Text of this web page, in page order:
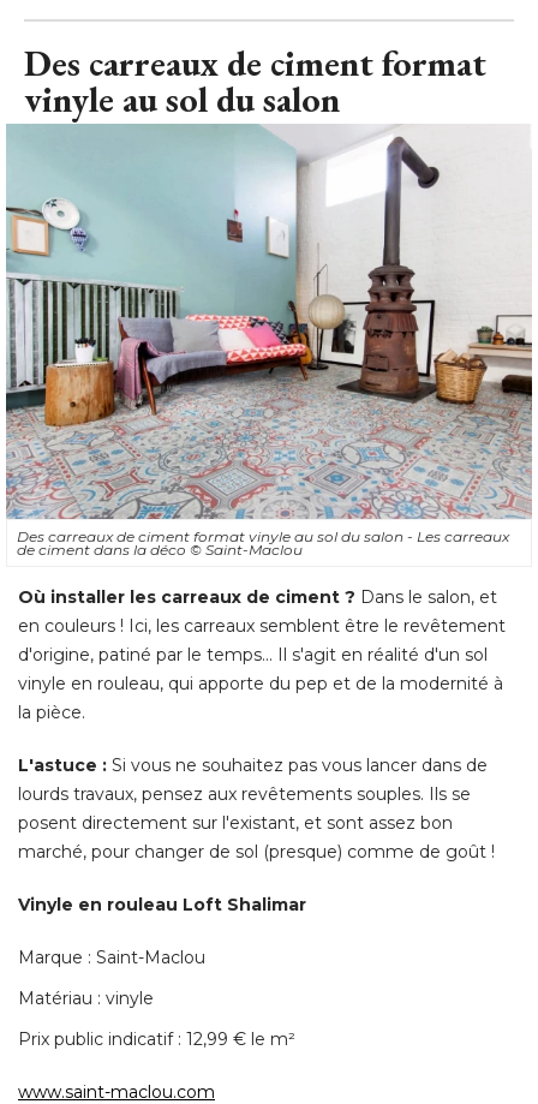
Des carreaux de ciment format
vinyle au sol du salon
Des carreaux de ciment format vinyle au sol du salon - Les carreaux
de ciment dans la déco © Saint-Maclou
Où installer les carreaux de ciment ? Dans le salon, et
en couleurs ! Ici, les carreaux semblent être le revêtement
d'origine, patiné par le temps... Il s'agit en réalité d'un sol
vinyle en rouleau, qui apporte du pep et de la modernité à
la pièce.
L'astuce : Si vous ne souhaitez pas vous lancer dans de
lourds travaux, pensez aux revêtements souples. Ils se
posent directement sur l'existant, et sont assez bon
marché, pour changer de sol (presque) comme de goût !
Vinyle en rouleau Loft Shalimar
Marque : Saint-Maclou
Matériau : vinyle
Prix public indicatif : 12,99 € le m²
www.saint-maclou.com